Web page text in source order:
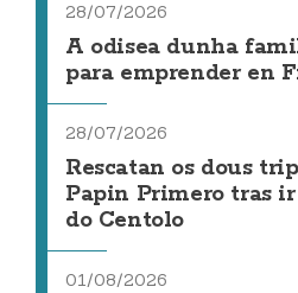
28/07/2026
A odisea dunha
para emprender en
28/07/2026
Rescatan os dous
Papin Primero tras
do Centolo
01/08/2026